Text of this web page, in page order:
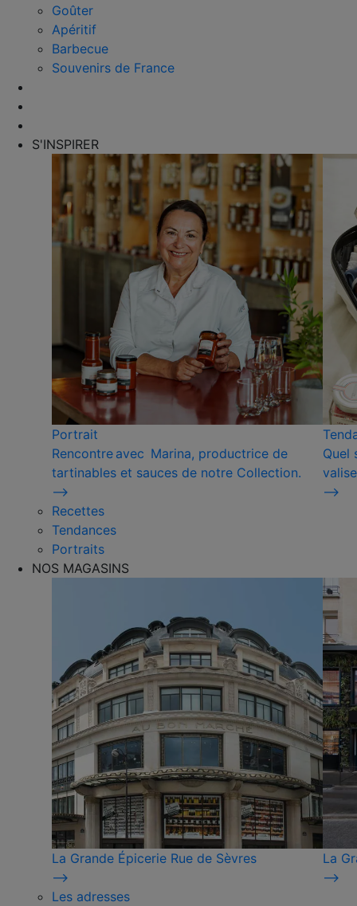
Goûter
Apéritif
Barbecue
Souvenirs de France
S'INSPIRER
Portrait
Rencontre avec Marina, productrice de
tartinables et sauces de notre Collection.
⟶
Quel
⟶
Recettes
Tendances
Portraits
NOS MAGASINS
La Grande Épicerie Rue de Sèvres
⟶
La
⟶
Les adresses